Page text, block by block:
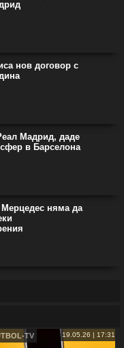
нов договор с
Мадрид, даде
в Барселона
няма да
TV 19.05.26 | 17:31